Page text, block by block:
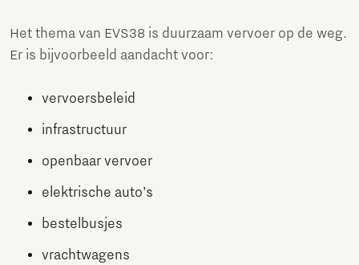
Het thema van EVS38 is duurzaam vervoer op de weg.
Er is bijvoorbeeld aandacht voor:
vervoersbeleid
infrastructuur
openbaar vervoer
elektrische auto’s
bestelbusjes
vrachtwagens